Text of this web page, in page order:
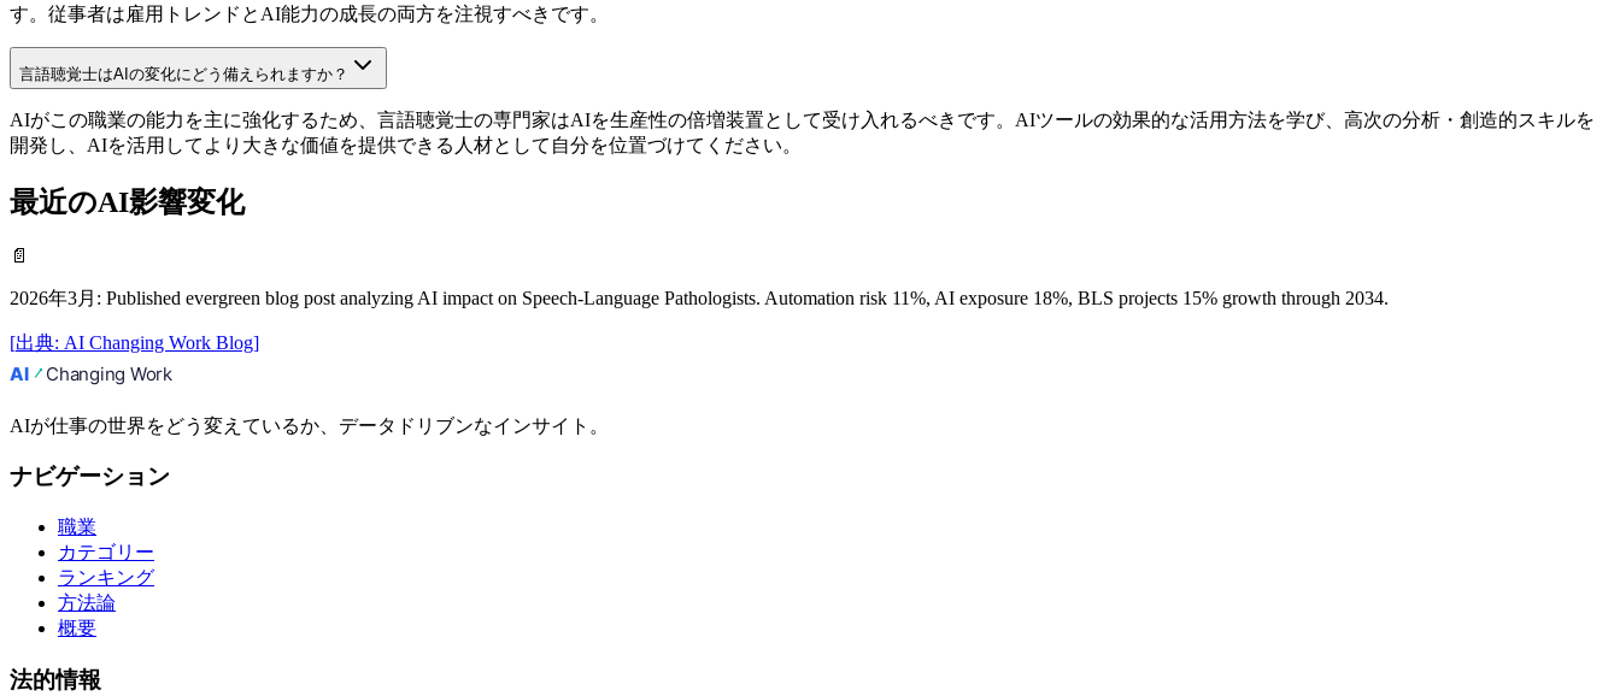
す。従事者は雇用トレンドとAI能力の成長の両方を注視すべきです。
言語聴覚士はAIの変化にどう備えられますか？
AIがこの職業の能力を主に強化するため、言語聴覚士の専門家はAIを生産性の倍増装置として受け入れるべきです。AIツールの効果的な活用方法を学び、高次の分析・創造的スキルを
開発し、AIを活用してより大きな価値を提供できる人材として自分を位置づけてください。
最近のAI影響変化
📄
2026年3月 : Published evergreen blog post analyzing AI impact on Speech-Language Pathologists. Automation risk 11%, AI exposure 18%, BLS projects 15% growth through 2034.
[出典: AI Changing Work Blog]
AIが仕事の世界をどう変えているか、データドリブンなインサイト。
ナビゲーション
職業
カテゴリー
ランキング
方法論
概要
法的情報